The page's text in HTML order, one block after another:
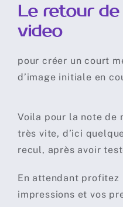
Le retour
video
pour créer un court
d’image initiale en
Voila pour la note de
très vite, d’ici
recul, après avoir
En attendant profitez
impressions et vos